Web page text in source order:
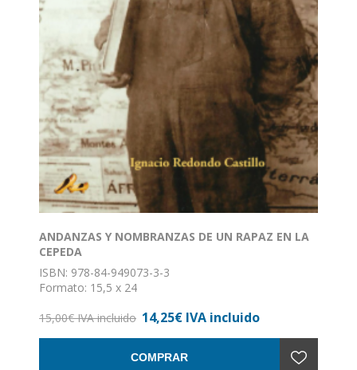
ANDANZAS Y NOMBRANZAS DE UN RAPAZ EN LA
CEPEDA
ISBN: 978-84-949073-3-3
Formato: 15,5 x 24
Encuadernación: Rústica
15,00€ IVA incluido 14,25€ IVA incluido
COMPRAR